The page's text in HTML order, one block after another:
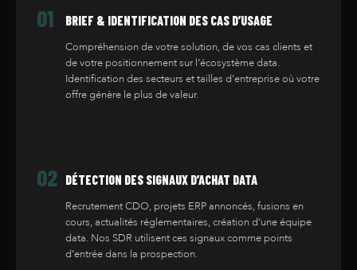
01 BRIEF & IDENTIFICATION DES CAS D’USAGE
Compréhension de votre solution, de vos cas clients et
de votre positionnement sur l’écosystème data.
Identification des secteurs et tailles d’entreprise où votre
offre génère le plus de valeur.
02 DÉTECTION DES SIGNAUX D’ACHAT DATA
Recrutement CDO, projets ERP annoncés, fusions en
cours, actualités réglementaires, création d’une équipe
data. Nos SDR utilisent ces signaux comme points
d’entrée dans la prospection.